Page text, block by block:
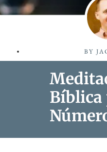
BY
Bíblica